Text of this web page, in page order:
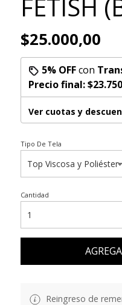
FETISH
$25.000,00
5% OFFcon
Precio final:
Ver cuotas y
Tipo De Tela
Cantidad
Reingreso de